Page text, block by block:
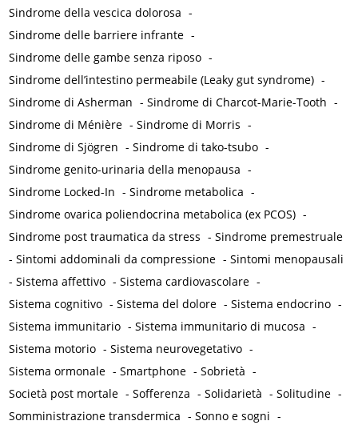
Sindrome della vescica dolorosa -
Sindrome delle barriere infrante -
Sindrome delle gambe senza riposo -
Sindrome dell’intestino permeabile (Leaky gut syndrome) -
Sindrome di Asherman -Sindrome di Charcot-Marie-Tooth -
Sindrome di Ménière -Sindrome di Morris -
Sindrome di Sjögren -Sindrome di tako-tsubo -
Sindrome genito-urinaria della menopausa -
Sindrome Locked-In -Sindrome metabolica -
Sindrome ovarica poliendocrina metabolica (ex PCOS) -
Sindrome post traumatica da stress -Sindrome premestruale
-Sintomi addominali da compressione -Sintomi menopausali
-Sistema affettivo -Sistema cardiovascolare -
Sistema cognitivo -Sistema del dolore -Sistema endocrino -
Sistema immunitario -Sistema immunitario di mucosa -
Sistema motorio -Sistema neurovegetativo -
Sistema ormonale -Smartphone -Sobrietà -
Società post mortale -Sofferenza -Solidarietà -Solitudine -
Somministrazione transdermica -Sonno e sogni -